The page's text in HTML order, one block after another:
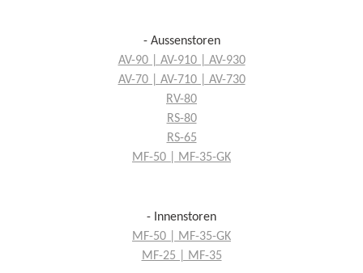
- Aussenstoren
AV-90 | AV-910 | AV-930
AV-70 | AV-710 | AV-730
RV-80
RS-80
RS-65
MF-50 | MF-35-GK
- Innenstoren
MF-50 | MF-35-GK
MF-25 | MF-35